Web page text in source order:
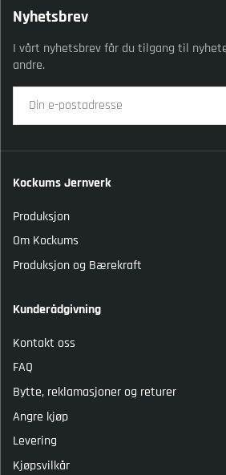
Nyhetsbrev
I vårt nyhetsbrev får du tilgang til
andre.
Kockums Jernverk
Produksjon
Om Kockums
Produksjon og Bærekraft
Kunderådgivning
Kontakt oss
FAQ
Bytte, reklamasjoner og returer
Angre kjøp
Levering
Kjøpsvilkår